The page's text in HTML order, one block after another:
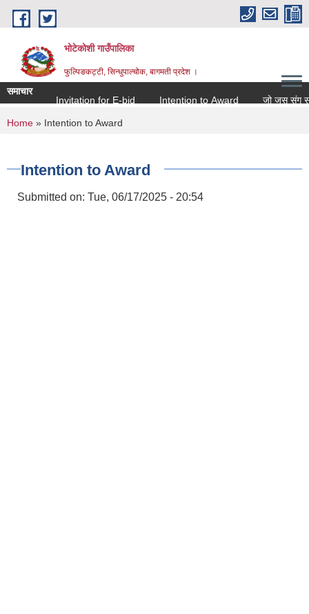
Skip to main content
भोटेकोशी गाउँपालिका
फुल्पिङकट्टी, सिन्धुपाल्चोक, बागमती प्रदेश ।
समाचार
Invitation for E-bid
Intention to Award जो जस संग
You are here
Home » Intention to Award
Intention to Award
Submitted on: Tue, 06/17/2025 - 20:54